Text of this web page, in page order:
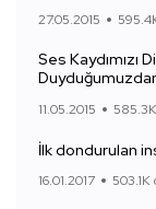
27.05.2015
Ses Kaydımızı
Duyduğumuzdan
11.05.2015
İlk dondurulan
16.01.2017 503.1K